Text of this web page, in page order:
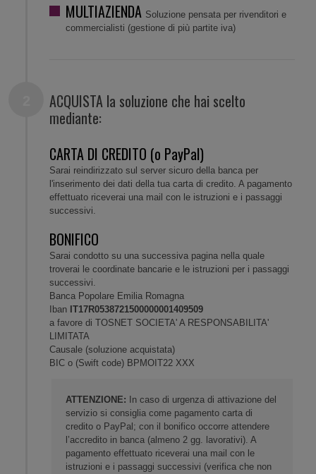
MULTIAZIENDA Soluzione pensata per rivenditori e
commercialisti (gestione di più partite iva)
ACQUISTA la soluzione che hai scelto
mediante:
CARTA DI CREDITO (o PayPal)
Sarai reindirizzato sul server sicuro della banca per
l'inserimento dei dati della tua carta di credito. A pagamento
effettuato riceverai una mail con le istruzioni e i passaggi
successivi.
BONIFICO
Sarai condotto su una successiva pagina nella quale
troverai le coordinate bancarie e le istruzioni per i passaggi
successivi.
Banca Popolare Emilia Romagna
Iban IT17R0538721500000001409509
a favore di TOSNET SOCIETA' A RESPONSABILITA'
LIMITATA
Causale (soluzione acquistata)
BIC o (Swift code) BPMOIT22 XXX
ATTENZIONE: In caso di urgenza di attivazione del
servizio si consiglia come pagamento carta di
credito o PayPal; con il bonifico occorre attendere
l’accredito in banca (almeno 2 gg. lavorativi). A
pagamento effettuato riceverai una mail con le
istruzioni e i passaggi successivi (verifica che non